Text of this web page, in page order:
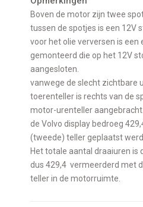
boven de motor zijn twee
tussen de spotjes is een 12V
voor het olie verversen is een
gemonteerd die op het 12V
aangesloten.
vanwege de slecht zichtbare
toerenteller is rechts van de
motor-urenteller
de Volvo display bedroeg
(tweede) teller geplaatst werd.
Het totale aantal draaiuren is
dus 429,4 vermeerderd met
teller in de motorruimte.